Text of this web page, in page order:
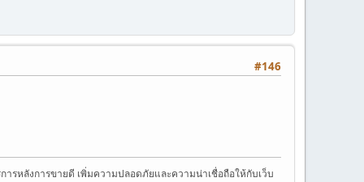
#146
ารหลังการขายดี เพิ่มความปลอดภัยและความน่าเชื่อถือให้กับเว็บ